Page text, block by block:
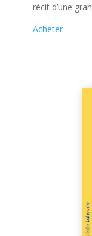
récit d’une
Acheter